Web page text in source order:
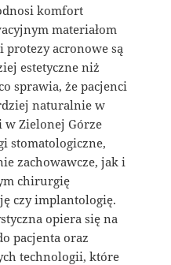
komfort
materiałom
acronowe są
estetyczne niż
sprawia, że pacjenci
naturalnie w
w Zielonej Górze
stomatologiczne,
zachowawcze, jak i
chirurgię
czy implantologię.
opiera się na
pacjenta oraz
technologii, które